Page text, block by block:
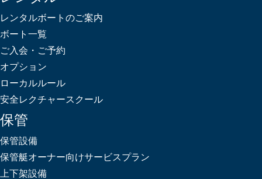
レンタルボートのご案内
ボート一覧
ご入会・ご予約
オプション
ローカルルール
安全レクチャースクール
保管
保管設備
保管艇オーナー向けサービスプラン
上下架設備